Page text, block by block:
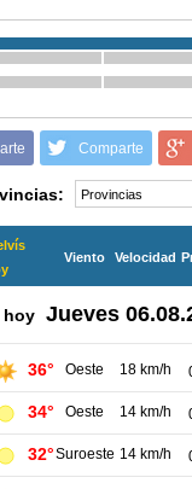
Comparte
Viento Velocidad
hoy Jueves
36° Oeste 18 km/h
34° Oeste 14 km/h
32°Suroeste 14 km/h